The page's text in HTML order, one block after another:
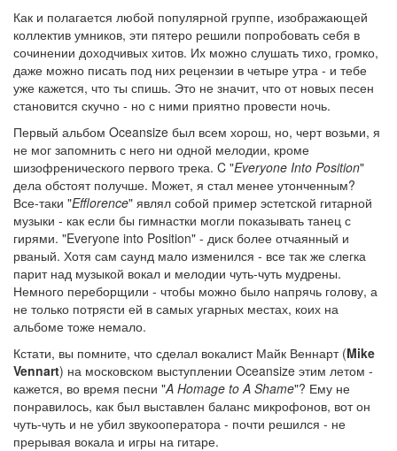
Как и полагается любой популярной группе, изображающей
коллектив умников, эти пятеро решили попробовать себя в
сочинении доходчивых хитов. Их можно слушать тихо, громко,
даже можно писать под них рецензии в четыре утра - и тебе
уже кажется, что ты спишь. Это не значит, что от новых песен
становится скучно - но с ними приятно провести ночь.
Первый альбом Oceansize был всем хорош, но, черт возьми, я
не мог запомнить с него ни одной мелодии, кроме
шизофренического первого трека. C "Everyone Into Position"
дела обстоят получше. Может, я стал менее утонченным?
Все-таки "Efflorence" являл собой пример эстетской гитарной
музыки - как если бы гимнастки могли показывать танец с
гирями. "Everyone into Position" - диск более отчаянный и
рваный. Хотя сам саунд мало изменился - все так же слегка
парит над музыкой вокал и мелодии чуть-чуть мудрены.
Немного переборщили - чтобы можно было напрячь голову, а
не только потрясти ей в самых угарных местах, коих на
альбоме тоже немало.
Кстати, вы помните, что сделал вокалист Майк Веннарт (Mike
Vennart) на московском выступлении Oceansize этим летом -
кажется, во время песни "A Homage to A Shame"? Ему не
понравилось, как был выставлен баланс микрофонов, вот он
чуть-чуть и не убил звукооператора - почти решился - не
прерывая вокала и игры на гитаре.